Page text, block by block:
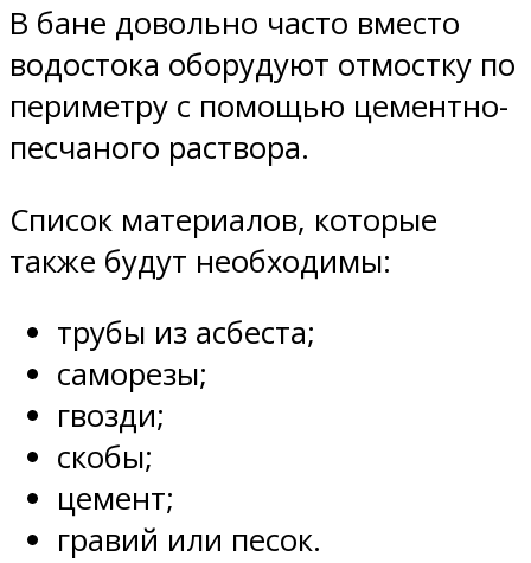
В бане довольно часто вместо
водостока оборудуют отмостку по
периметру с помощью цементно-
песчаного раствора.
Список материалов, которые
также будут необходимы:
трубы из асбеста;
саморезы;
гвозди;
скобы;
цемент;
гравий или песок.